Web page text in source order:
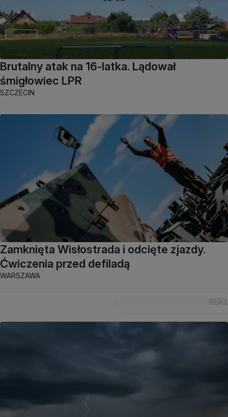
Brutalny atak na 16-latka. Lądował
śmigłowiec LPR
SZCZECIN
Zamknięta Wisłostrada i odcięte zjazdy.
Ćwiczenia przed defiladą
WARSZAWA